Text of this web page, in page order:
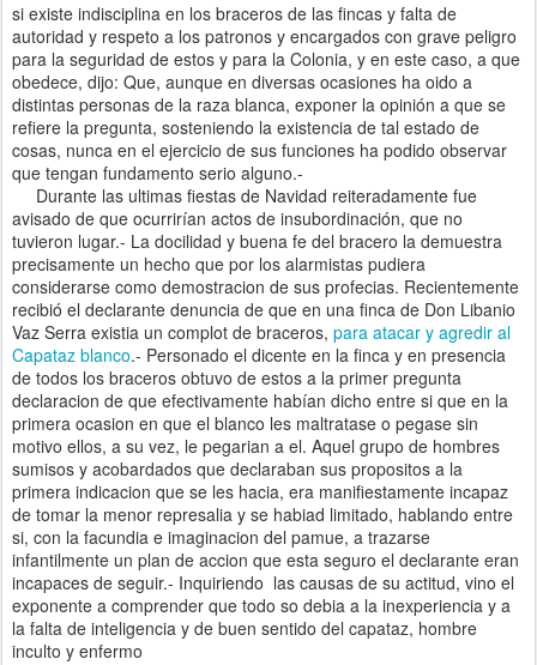
si existe indisciplina en los braceros de las fincas y falta de
autoridad y respeto a los patronos y encargados con grave peligro
para la seguridad de estos y para la Colonia, y en este caso, a que
obedece, dijo: Que, aunque en diversas ocasiones ha oido a
distintas personas de la raza blanca, exponer la opinión a que se
refiere la pregunta, sosteniendo la existencia de tal estado de
cosas, nunca en el ejercicio de sus funciones ha podido observar
que tengan fundamento serio alguno.-
Durante las ultimas fiestas de Navidad reiteradamente fue
avisado de que ocurrirían actos de insubordinación, que no
tuvieron lugar.- La docilidad y buena fe del bracero la demuestra
precisamente un hecho que por los alarmistas pudiera
considerarse como demostracion de sus profecias. Recientemente
recibió el declarante denuncia de que en una finca de Don Libanio
Vaz Serra existia un complot de braceros, para atacar y agredir al
Capataz blanco.- Personado el dicente en la finca y en presencia
de todos los braceros obtuvo de estos a la primer pregunta
declaracion de que efectivamente habían dicho entre si que en la
primera ocasion en que el blanco les maltratase o pegase sin
motivo ellos, a su vez, le pegarian a el. Aquel grupo de hombres
sumisos y acobardados que declaraban sus propositos a la
primera indicacion que se les hacia, era manifiestamente incapaz
de tomar la menor represalia y se habiad limitado, hablando entre
si, con la facundia e imaginacion del pamue, a trazarse
infantilmente un plan de accion que esta seguro el declarante eran
incapaces de seguir.- Inquiriendo las causas de su actitud, vino el
exponente a comprender que todo so debia a la inexperiencia y a
la falta de inteligencia y de buen sentido del capataz, hombre
inculto y enfermo